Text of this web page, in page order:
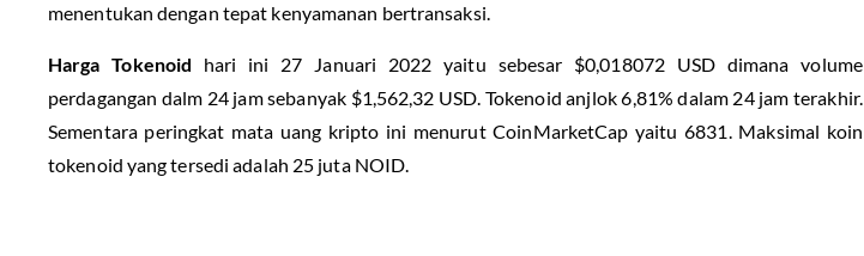
menentukan dengan tepat kenyamanan bertransaksi.
Harga Tokenoid hari ini 27 Januari 2022 yaitu sebesar $0,018072 USD dimana volume
perdagangan dalm 24 jam sebanyak $1,562,32 USD. Tokenoid anjlok 6,81% dalam 24 jam terakhir.
Sementara peringkat mata uang kripto ini menurut CoinMarketCap yaitu 6831. Maksimal koin
tokenoid yang tersedi adalah 25 juta NOID.